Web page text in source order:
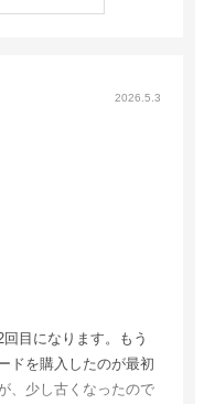
2026.5.3
目になります。もう
ドを購入したのが最初
、少し古くなったので